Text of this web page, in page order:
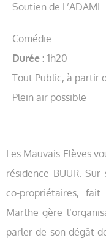
Soutien de L’ADAMI
Comédie
Durée : 1h20
Tout Public, à partir
Plein air possible
Les Mauvais Elèves
résidence BUUR. Sur
co-propriétaires,
Marthe gère
parler de son dégât